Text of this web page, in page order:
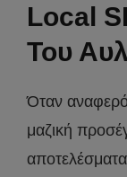
Local
Του
Όταν
μαζική